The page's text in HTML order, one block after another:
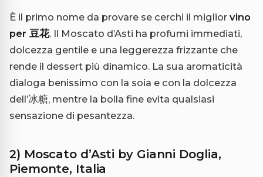
È il primo nome da provare se cerchi il miglior vino
per 豆花. Il Moscato d’Asti ha profumi immediati,
dolcezza gentile e una leggerezza frizzante che
rende il dessert più dinamico. La sua aromaticità
dialoga benissimo con la soia e con la dolcezza
dell’冰糖, mentre la bolla fine evita qualsiasi
sensazione di pesantezza.
2) Moscato d’Asti by Gianni Doglia,
Piemonte, Italia